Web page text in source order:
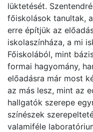
lüktetését.
főiskolások tanultak,
erre építjük az
iskolaszínháza, a mi
Főiskolából, mint
formai hagyomány,
előadásra már most
az más lesz, mint az
hallgatók szerepe
színészek
valamiféle